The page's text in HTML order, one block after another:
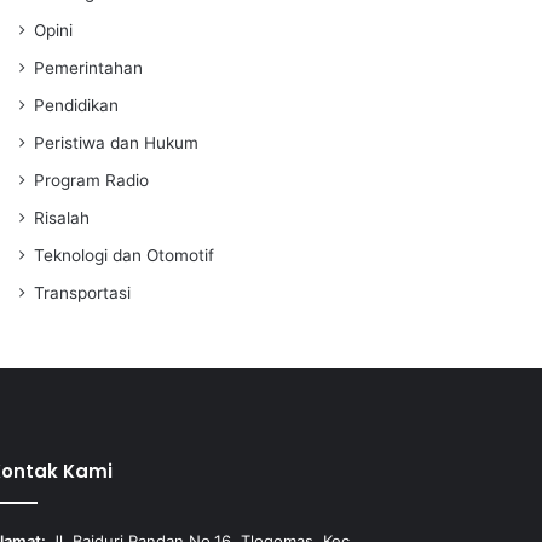
Opini
Pemerintahan
Pendidikan
Peristiwa dan Hukum
Program Radio
Risalah
Teknologi dan Otomotif
Transportasi
Kami